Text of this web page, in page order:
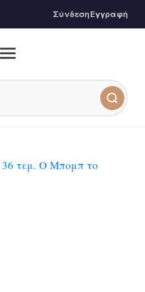
ΣύνδεσηΕγγραφή